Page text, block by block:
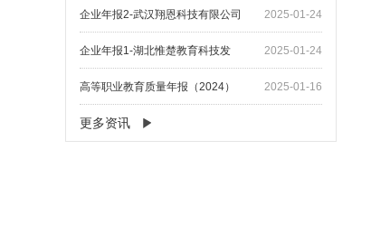
2025-01-24
企业年报2-武汉翔恩科技有限公司
2025-01-24
企业年报1-湖北惟楚教育科技发
2025-01-16
高等职业教育质量年报（2024）
更多资讯